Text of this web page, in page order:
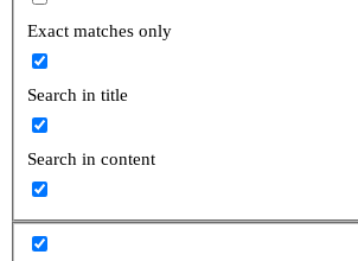
search
Exact matches only
Search in title
Search in content